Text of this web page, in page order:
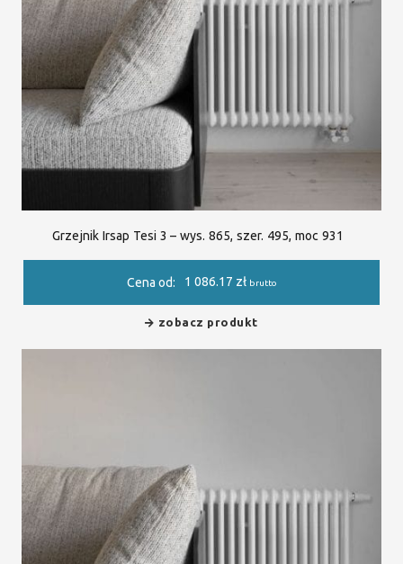
Grzejnik Irsap Tesi 3 – wys. 865, szer. 495, moc 931
Cena od: 1 086.17 zł brutto
zobacz produkt